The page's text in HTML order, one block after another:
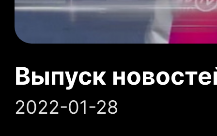
Выпуск
2022-01-28